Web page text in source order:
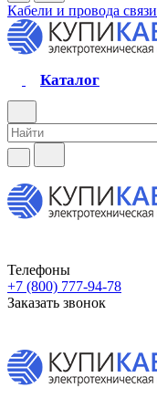
Кабели и провода связи
Каталог
Телефоны
+7 (800) 777-94-78
Заказать звонок